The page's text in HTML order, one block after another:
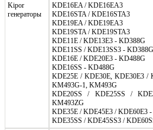
Kipor
генераторы
KDE16EA / KDE16EA3
KDE16STA / KDE16STA3
KDE19EA / KDE19EA3
KDE19STA / KDE19STA3
KDE11E / KDE13E3 - KD388G
KDE11SS / KDE13SS3 - KD388G
KDE16E / KDE20E3 - KD488G
KDE16SS - KD488G
KDE25E / KDE30E, KDE30E3 /
KM493G-1, KM493G
KDE20SS / KDE25SS /
KM493ZG
KDE35E / KDE45E3 / KDE60E3
KDE35SS / KDE45SS3 /